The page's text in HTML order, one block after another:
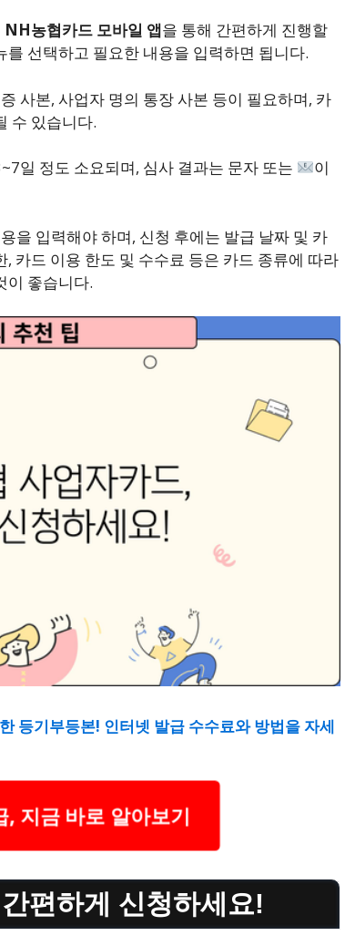
NH농협카드 모바일 앱을 통해 간편하게 진행할
선택하고 필요한 내용을 입력하면 됩니다.
사본, 사업자 명의 통장 사본 등이 필요하며, 카
수 있습니다.
일 정도 소요되며, 심사 결과는 문자 또는
이
을 입력해야 하며, 신청 후에는 발급 날짜 및 카
카드 이용 한도 및 수수료 등은 카드 종류에 따라
이 좋습니다.
등기부등본! 인터넷 발급 수수료와 방법을 자세
지금 바로 알아보기
편하게 신청하세요!